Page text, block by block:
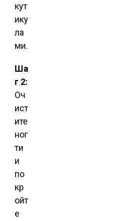
кут
ику
ла
ми.
Ша
г 2:
Оч
ист
ите
ног
ти
и
по
кр
ойт
е